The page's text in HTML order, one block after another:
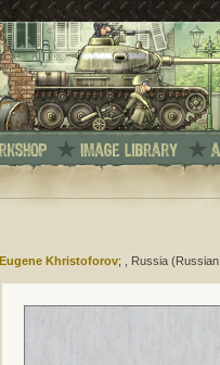
Eugene Khristoforov; , Russia